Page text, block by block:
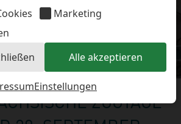
Marketing
Alle akzeptieren
Einstellungen
zum Zootierpfleger
Jahr (FÖJ)
m/d) auf Minijob-Basis
ZOOTAGE“